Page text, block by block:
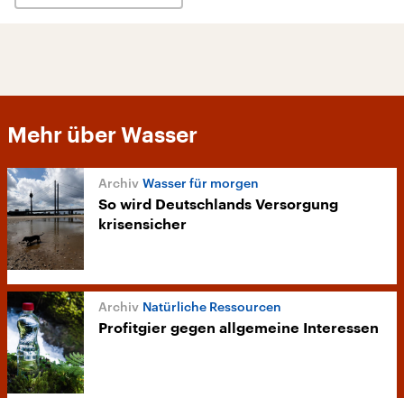
Mehr über Wasser
Wasser für morgen
So wird Deutschlands Versorgung
krisensicher
Natürliche Ressourcen
Profitgier gegen allgemeine Interessen